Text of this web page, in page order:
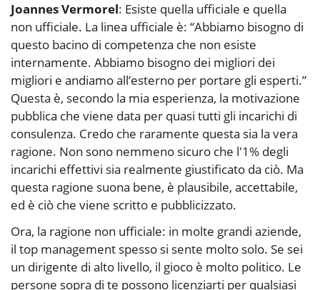
Joannes Vermorel: Esiste quella ufficiale e quella
non ufficiale. La linea ufficiale è: “Abbiamo bisogno di
questo bacino di competenza che non esiste
internamente. Abbiamo bisogno dei migliori dei
migliori e andiamo all’esterno per portare gli esperti.”
Questa è, secondo la mia esperienza, la motivazione
pubblica che viene data per quasi tutti gli incarichi di
consulenza. Credo che raramente questa sia la vera
ragione. Non sono nemmeno sicuro che l'1% degli
incarichi effettivi sia realmente giustificato da ciò. Ma
questa ragione suona bene, è plausibile, accettabile,
ed è ciò che viene scritto e pubblicizzato.
Ora, la ragione non ufficiale: in molte grandi aziende,
il top management spesso si sente molto solo. Se sei
un dirigente di alto livello, il gioco è molto politico. Le
persone sopra di te possono licenziarti per qualsiasi